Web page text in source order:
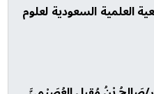
العلمية السعودية لعلوم